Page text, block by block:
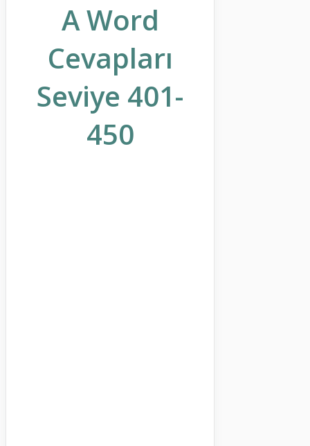
A Word
Cevapları
Seviye 401-
450